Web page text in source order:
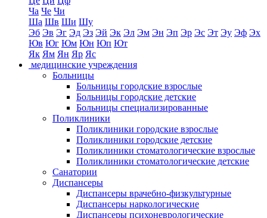
Ча Че Чи
Ша Шв Ши Шу
Эб Эв Эг Эд Эз Эй Эк Эл Эм Эн Эп Эр Эс Эт Эу Эф Эх
Юв Юг Юм Юн Юп Ют
Як Ям Ян Яр Яс
медицинские учреждения
Больницы
Больницы городские взрослые
Больницы городские детские
Больницы специализированные
Поликлиники
Поликлиники городские взрослые
Поликлиники городские детские
Поликлиники стоматологические взрослые
Поликлиники стоматологические детские
Санатории
Диспансеры
Диспансеры врачебно-физкультурные
Диспансеры наркологические
Диспансеры психоневрологические